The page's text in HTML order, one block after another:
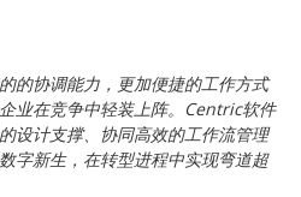
的协调能力，更加便捷的工作方式
业在竞争中轻装上阵。Centric软件
设计支撑、协同高效的工作流管理
字新生，在转型进程中实现弯道超